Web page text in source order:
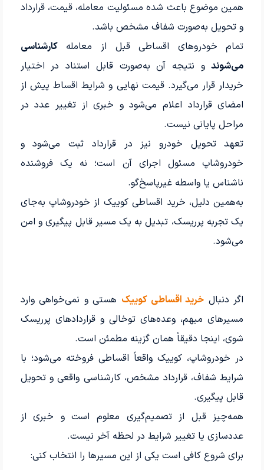
همین موضوع باعث شده مسئولیت معامله، قیمت، قرارداد
و تحویل به‌صورت شفاف مشخص باشد.
تمام خودروهای اقساطی قبل از معاملهکارشناسی
می‌شوندو نتیجه آن به‌صورت قابل استناد در اختیار
خریدار قرار می‌گیرد. قیمت نهایی و شرایط اقساط پیش از
امضای قرارداد اعلام می‌شود و خبری از تغییر عدد در
مراحل پایانی نیست.
تعهد تحویل خودرو نیز در قرارداد ثبت می‌شود و
خودروشاپ مسئول اجرای آن است؛ نه یک فروشنده
ناشناس یا واسطه غیرپاسخ‌گو.
به‌همین دلیل، خرید اقساطی کوییک از خودروشاپ به‌جای
یک تجربه پرریسک، تبدیل به یک مسیر قابل پیگیری و امن
می‌شود.
اگر دنبال خرید اقساطی کوییک هستی و نمی‌خواهی وارد
مسیرهای مبهم، وعده‌های توخالی و قراردادهای پرریسک
شوی، اینجا دقیقاً همان گزینه مطمئن است.
در خودروشاپ، کوییک واقعاً اقساطی فروخته می‌شود؛ با
شرایط شفاف، قرارداد مشخص، کارشناسی واقعی و تحویل
قابل پیگیری.
همه‌چیز قبل از تصمیم‌گیری معلوم است و خبری از
عددسازی یا تغییر شرایط در لحظه آخر نیست.
برای شروع کافی است یکی از این مسیرها را انتخاب کنی: